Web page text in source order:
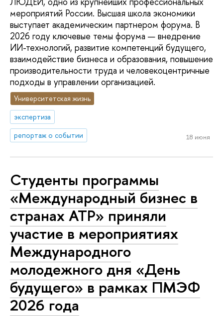
мероприятий России. Высшая школа экономики
выступает академическим партнером форума. В
2026 году ключевые темы форума — внедрение
ИИ-технологий, развитие компетенций будущего,
взаимодействие бизнеса и образования, повышение
производительности труда и человекоцентричные
подходы в управлении организацией.
Университетская жизнь
экспертиза
репортаж о событии
18 июня
Студенты программы
«Международный бизнес в
странах АТР» приняли
участие в мероприятиях
Международного
молодежного дня «День
будущего» в рамках ПМЭФ
2026 года